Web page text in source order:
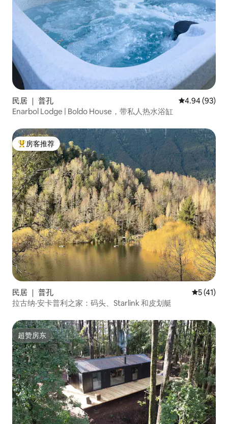
民居 ｜ 普孔 平均评分 4.94
4.94 (93)
Enarbol Lodge | Boldo House，带私人热水浴缸
热门「房客推荐」
房客推荐
民居 ｜ 普孔 平均评分
5 (41)
拉古纳·安卡普利之家：码头、Starlink 和皮划艇
超赞房东
超赞房东